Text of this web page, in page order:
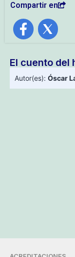
Compartir en
El cuento del
Autor(es): Óscar